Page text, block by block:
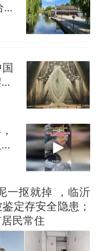
一抠就掉 ，临沂
定存安全隐患；
民常住